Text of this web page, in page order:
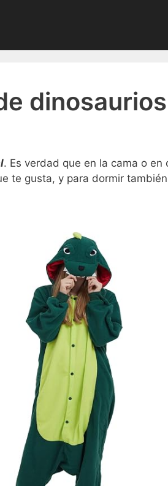
dinosaurios
. Es verdad que en la cama o
te gusta, y para dormir